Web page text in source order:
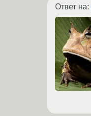
Ответ на: